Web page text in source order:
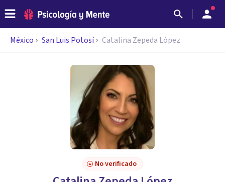
México San Luis Potosí Catalina Zepeda López
No verificado